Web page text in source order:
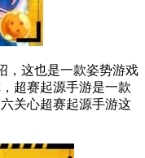
，这也是一款姿势游戏
超赛起源手游是一款
关心超赛起源手游这